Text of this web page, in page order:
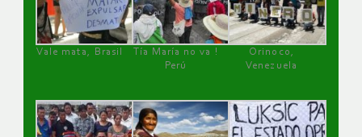
Vale mata, Brasil
Tía María no va !
Perú
Orinoco,
Venezuela